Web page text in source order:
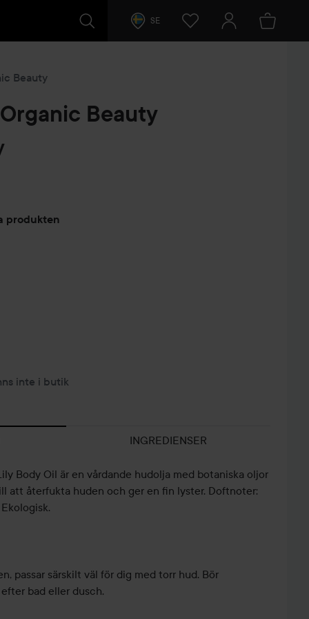
SE
Beauty
Beauty
produkten
inte i butik
INGREDIENSER
Body Oil är en vårdande hudolja med botaniska oljor
att återfukta huden och ger en fin lyster. Doftnoter:
passar särskilt väl för dig med torr hud. Bör
bad eller dusch.